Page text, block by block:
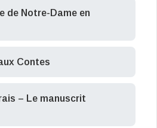
de Notre-Dame en
Contes
– Le manuscrit